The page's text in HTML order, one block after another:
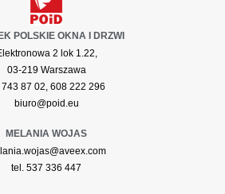
POLSKIE OKNA I DRZWI
2 lok 1.22,
03-219 Warszawa
87 02, 608 222 296
biuro@poid.eu
MELANIA WOJAS
tel. 537 336 447